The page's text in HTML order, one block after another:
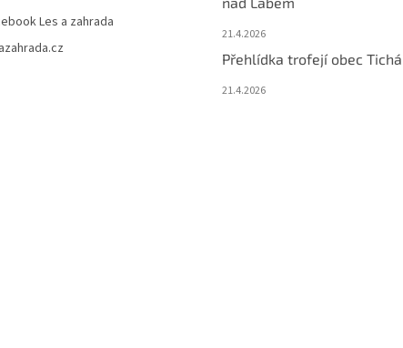
Les a zahrada
21.4.2026
Přehlídka trofejí obec Tichá
21.4.2026